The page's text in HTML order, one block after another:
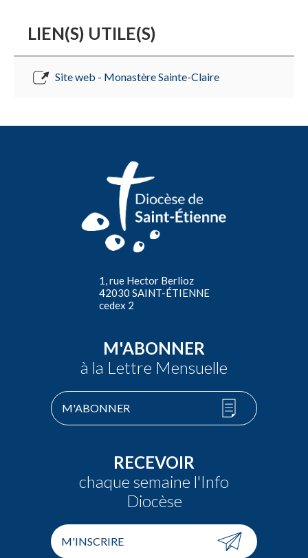
LIEN(S) UTILE(S)
Site web - Monastère Sainte-Claire
1, rue Hector Berlioz
42030 SAINT-ÉTIENNE
cedex 2
M'ABONNER
à la Lettre Mensuelle
M'ABONNER
RECEVOIR
chaque semaine l'Info
Diocèse
M'INSCRIRE